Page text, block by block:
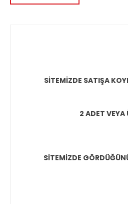
SİTEMİZDE SATIŞA
2 ADET VEYA
SİTEMİZDE